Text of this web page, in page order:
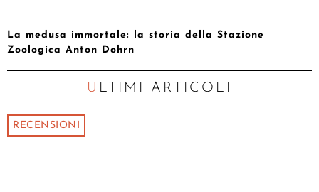
La medusa immortale: la storia della Stazione
Zoologica Anton Dohrn
ULTIMI ARTICOLI
RECENSIONI